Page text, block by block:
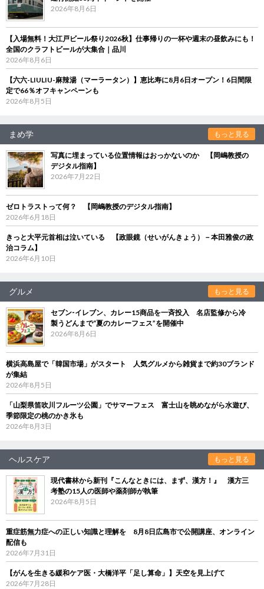
2026年8月6日
【入場無料！大江戸ビール祭り2026秋】仕事帰りの一杯や週末の昼飲みにも！
全国のクラフトビールが大集合｜品川
2026年8月6日
【六六-LIULIU-麻辣湯（マーラータン）】恵比寿に8月6日オープン！6日間限
定で66％オフキャンペーンも
2026年8月5日
まめ学 もっと見る
写真に埋まっている位置情報はおっかないのか 【岡嶋教授の
デジタル指南】
2026年7月22日
ゼロトラストって何？ 【岡嶋教授のデジタル指南】
2026年6月18日
きっと大平元首相は泣いている 【政眼鏡（せいがんきょう）－本田雅俊の政
治コラム】
2026年6月10日
グルメ もっと見る
セブン‐イレブン、カレー15商品を一斉投入 名店監修から冷
製うどんまで“夏のカレーフェス”を開催中
2026年8月6日
横浜高島屋で「韓国市場」がスタート 人気グルメから雑貨まで約30ブランド
が集結
2026年8月5日
「山梨県笛吹川フルーツ公園」でサマーフェス 富士山を眺めながら水遊び、
季節限定の桃のかき氷も
2026年8月3日
ヘルスケア もっと見る
現代書林から新刊『こんなときには、まず、漢方！』 漢方三
考塾の15人の医師や薬剤師が執筆
2026年8月5日
重症筋無力症への正しい知識と理解を 8月8日広島市で公開講座、オンライン
配信も
2026年7月31日
【がんを生きる緩和ケア医・大橋洋平「足し算命」】天空を見上げて
2026年7月28日